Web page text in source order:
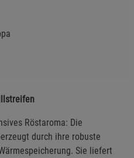
Röstaroma: Die
durch ihre robuste
Sie liefert